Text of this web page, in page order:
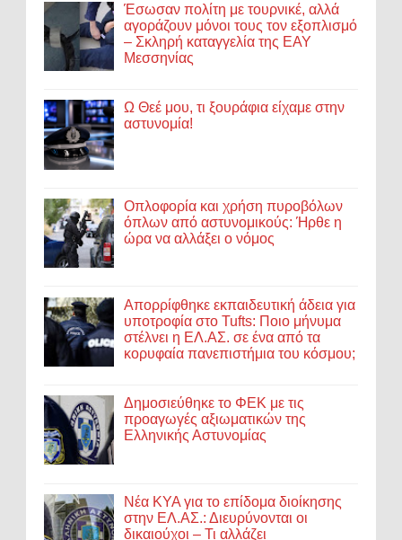
Έσωσαν πολίτη με τουρνικέ, αλλά
αγοράζουν μόνοι τους τον εξοπλισμό
– Σκληρή καταγγελία της ΕΑΥ
Μεσσηνίας
Ω Θεέ μου, τι ξουράφια είχαμε στην
αστυνομία!
Οπλοφορία και χρήση πυροβόλων
όπλων από αστυνομικούς: Ήρθε η
ώρα να αλλάξει ο νόμος
Απορρίφθηκε εκπαιδευτική άδεια για
υποτροφία στο Tufts: Ποιο μήνυμα
στέλνει η ΕΛ.ΑΣ. σε ένα από τα
κορυφαία πανεπιστήμια του κόσμου;
Δημοσιεύθηκε το ΦΕΚ με τις
προαγωγές αξιωματικών της
Ελληνικής Αστυνομίας
Νέα ΚΥΑ για το επίδομα διοίκησης
στην ΕΛ.ΑΣ.: Διευρύνονται οι
δικαιούχοι – Τι αλλάζει